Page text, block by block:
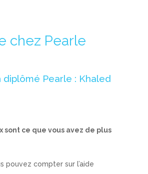
chez Pearle
Pearle : Khaled
sont ce que vous avez de plus
pouvez compter sur l’aide